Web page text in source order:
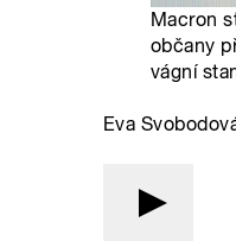
Macron
občany
vágní
Eva